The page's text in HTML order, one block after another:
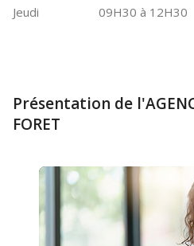
Jeudi
09H30 à 12H30
Présentation de
FORET